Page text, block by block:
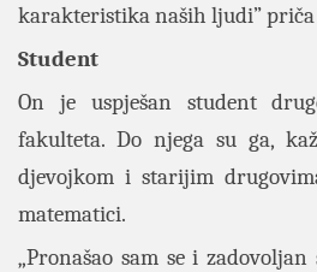
karakteristika naših ljudi” priča
Student
On je uspješan student
fakulteta. Do njega su ga,
djevojkom i starijim
matematici.
„Pronašao sam se i